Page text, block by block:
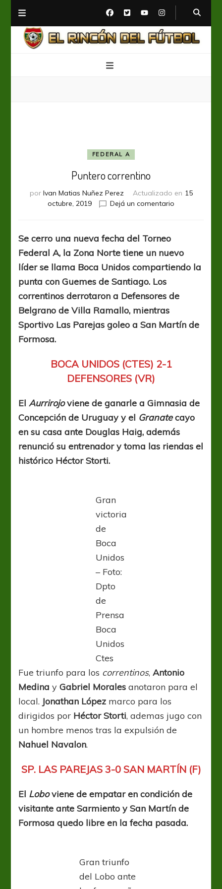
FEDERAL A
Puntero correntino
por Ivan Matias Nuñez Perez Actualizado en 15
octubre, 2019
Dejá un comentario
Se cerro una nueva fecha del Torneo
Federal A, la Zona Norte tiene un nuevo
líder se llama Boca Unidos compartiendo la
punta con Guemes de Santiago. Los
correntinos derrotaron a Defensores de
Belgrano de Villa Ramallo, mientras
Sportivo Las Parejas goleo a San Martín de
Formosa.
BOCA UNIDOS (CTES) 2-1
DEFENSORES (VR)
ElAurrirojoviene de ganarle a Gimnasia de
Concepción de Uruguay y el Granatecayo
en su casa ante Douglas Haig, además
renunció su entrenador y toma las riendas el
histórico Héctor Storti.
Gran
victoria
de
Boca
Unidos
– Foto:
Dpto
de
Prensa
Boca
Unidos
Ctes
Fue triunfo para los correntinos,Antonio
Medina yGabriel Moralesanotaron para el
local. Jonathan López marco para los
dirigidos por Héctor Storti, ademas jugo con
un hombre menos tras la expulsión de
Nahuel Navalon.
SP. LAS PAREJAS 3-0 SAN MARTÍN (F)
El Loboviene de empatar en condición de
visitante ante Sarmiento y San Martín de
Formosa quedo libre en la fecha pasada.
Gran triunfo
del Lobo ante